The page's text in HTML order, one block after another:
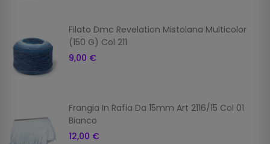
Filato Dmc Revelation Mistolana Multicolor
(150 G) Col 211
9,00 €
Frangia In Rafia Da 15mm Art 2116/15 Col 01
Bianco
12,00 €